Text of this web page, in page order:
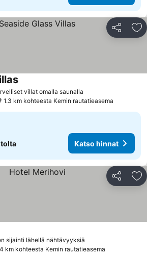
Jaa
villat omalla saunalla
1.3 km kohteesta Kemin rautatieasema
Katso hinnat
Jaa
sijainti lähellä nähtävyyksiä
km kohteesta Kemin rautatieasema